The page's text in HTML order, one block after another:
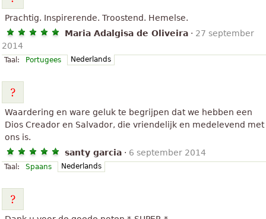
Prachtig. Inspirerende. Troostend. Hemelse.
Maria Adalgisa de Oliveira · 27 september
2014
Taal: Portugees Nederlands
Waardering en ware geluk te begrijpen dat we hebben een
Dios Creador en Salvador, die vriendelijk en medelevend met
ons is.
santy garcia · 6 september 2014
Taal: Spaans Nederlands